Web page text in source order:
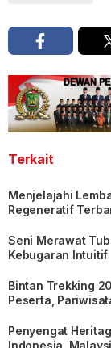
Terkait
Menjelajahi
Regeneratif
Seni Merawat
Kebugaran Intuitif
Bintan Trekking
Peserta,
Penyengat
Indonesia,